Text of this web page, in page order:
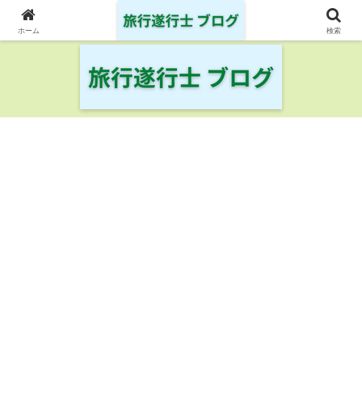
日本の鉄道・空港を制覇した旅行遂行士の旅の記録
ホーム 検索